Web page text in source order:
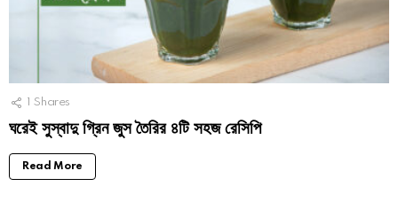
Shares
ঘরেই সুস্বাদু গ্রিন জুস তৈরির ৪টি সহজ রেসিপি
Read More